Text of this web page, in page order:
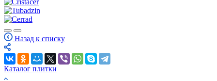
Назад к списку
Каталог плитки